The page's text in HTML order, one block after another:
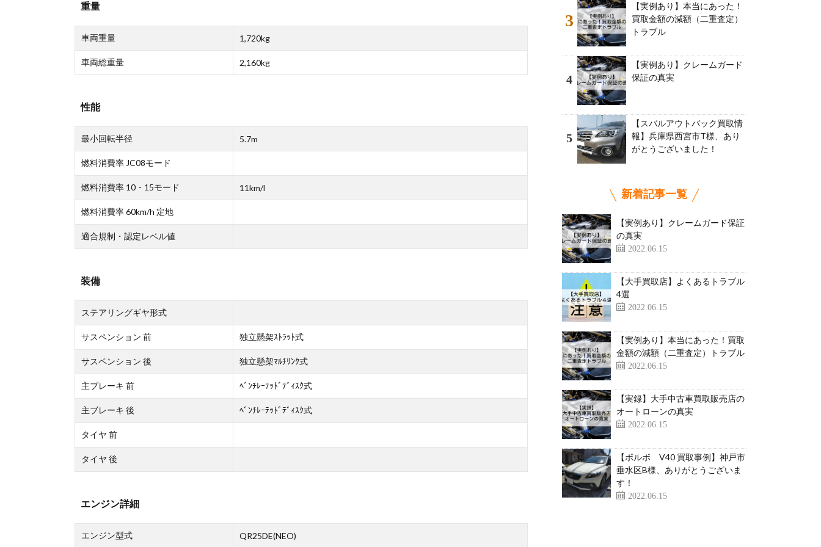
重量
車両重量 1,720kg
車両総重量 2,160kg
性能
最小回転半径 5.7m
燃料消費率 JC08モード
燃料消費率 10・15モード 11km/l
燃料消費率 60km/h 定地
適合規制・認定レベル値
装備
ステアリングギヤ形式
サスペンション 前 独立懸架ｽﾄﾗｯﾄ式
サスペンション 後 独立懸架ﾏﾙﾁﾘﾝｸ式
主ブレーキ 前 ﾍﾞﾝﾁﾚｰﾃｯﾄﾞﾃﾞｨｽｸ式
主ブレーキ 後 ﾍﾞﾝﾁﾚｰﾃｯﾄﾞﾃﾞｨｽｸ式
タイヤ 前
タイヤ 後
エンジン詳細
エンジン型式 QR25DE(NEO)
3
【実例あり】本当にあった！
買取金額の減額（二重査定）
トラブル
4
【実例あり】クレームガード
保証の真実
5
【スバルアウトバック買取情
報】兵庫県西宮市T様、あり
がとうございました！
新着記事一覧
【実例あり】クレームガード保証
の真実
2022.06.15
【大手買取店】よくあるトラブル
4選
2022.06.15
【実例あり】本当にあった！買取
金額の減額（二重査定）トラブル
2022.06.15
【実録】大手中古車買取販売店の
オートローンの真実
2022.06.15
【ボルボ V40 買取事例】神戸市
垂水区B様、ありがとうございま
す！
2022.06.15